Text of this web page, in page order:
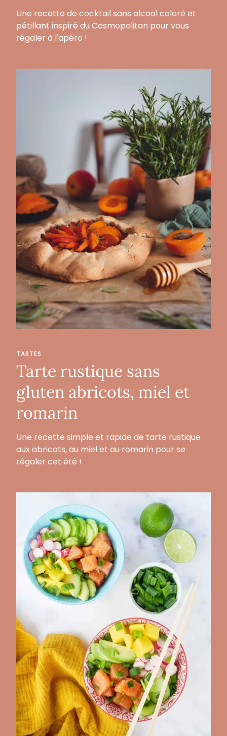
Une recette de cocktail sans alcool coloré et
pétillant inspiré du Cosmopolitan pour vous
régaler à l'apéro !
TARTES
Tarte rustique sans
gluten abricots, miel et
romarin
Une recette simple et rapide de tarte rustique
aux abricots, au miel et au romarin pour se
régaler cet été !